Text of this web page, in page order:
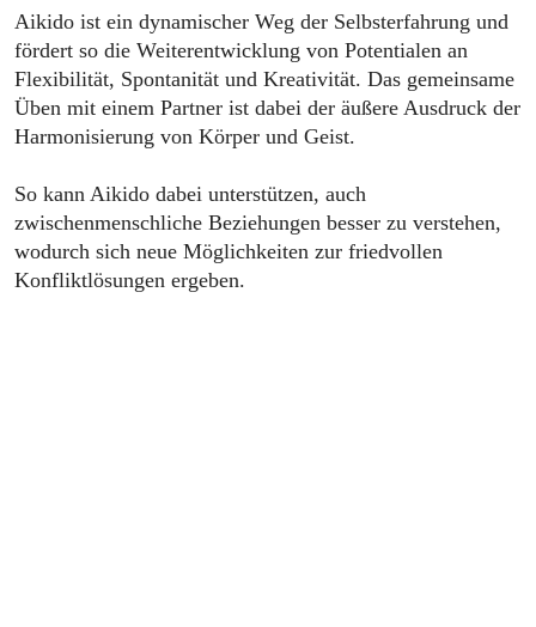
Aikido ist ein dynamischer Weg der Selbsterfahrung und
fördert so die Weiterentwicklung von Potentialen an
Flexibilität, Spontanität und Kreativität. Das gemeinsame
Üben mit einem Partner ist dabei der äußere Ausdruck der
Harmonisierung von Körper und Geist.
So kann Aikido dabei unterstützen, auch
zwischenmenschliche Beziehungen besser zu verstehen,
wodurch sich neue Möglichkeiten zur friedvollen
Konfliktlösungen ergeben.